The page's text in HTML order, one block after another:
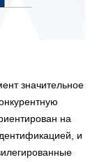
значительное
на
и